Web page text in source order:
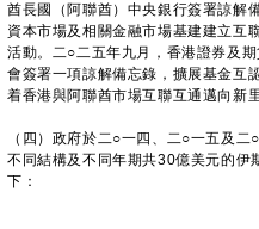
酋長國（阿聯酋）中央銀行簽署諒解
資本市場及相關金融市場基建建立互
活動。二○二五年九月，香港證券及
會簽署一項諒解備忘錄，擴展基金互
着香港與阿聯酋市場互聯互通邁向新里
（四）政府於二○一四、二○一五及
不同結構及不同年期共30億美元的伊
下：